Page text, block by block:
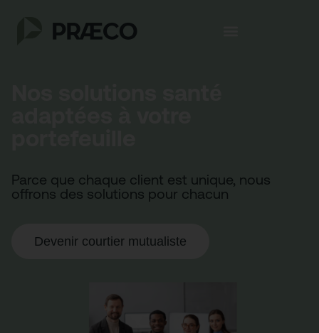
Parce que chaque client est unique, nous
offrons des solutions pour chacun
Devenir courtier mutualiste